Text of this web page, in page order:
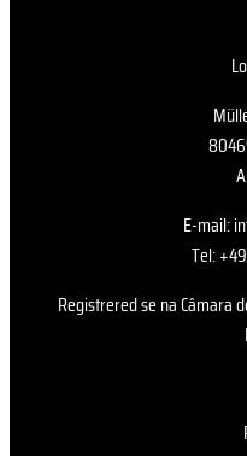
E-mail:
Tel:
Registrered se na Câmara